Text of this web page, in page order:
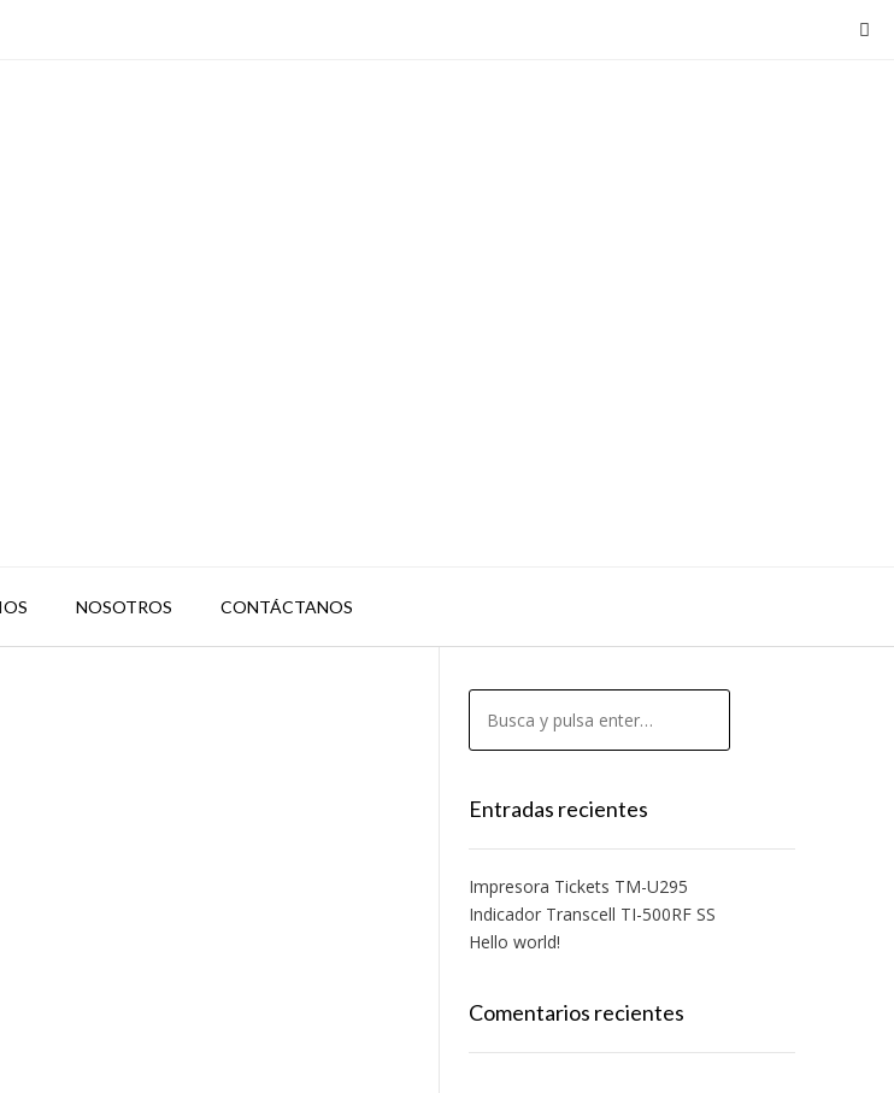
NOSOTROS CONTÁCTANOS
Entradas recientes
Impresora Tickets TM-U295
Indicador Transcell TI-500RF SS
Hello world!
Comentarios recientes